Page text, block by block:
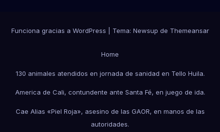
Funciona gracias a WordPress Tema: Newsup de Themeansar
Home
130 animales atendidos en jornada de sanidad en Tello Huila.
America de Cali, contundente ante Santa Fé, en juego de ida.
Cae Alias «Piel Roja», asesino de las GAOR, en manos de las
autoridades.